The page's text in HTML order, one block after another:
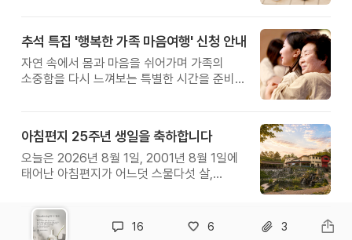
추석 특집 '행복한 가족 마음여행' 신청 안내
자연 속에서 몸과 마음을 쉬어가며 가족의
소중함을 다시 느껴보는 특별한 시간을 준비해
아침편지 25주년 생일을 축하합니다
오늘은 2026년 8월 1일, 2001년 8월 1일에
태어난 아침편지가 어느덧 스물다섯 살,
16 6 3